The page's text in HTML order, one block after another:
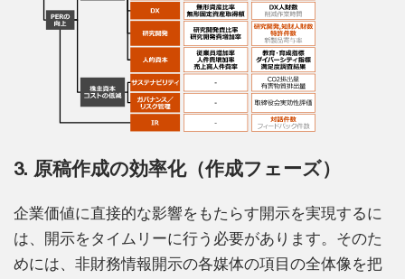
3. 原稿作成の効率化（作成フェーズ）
企業価値に直接的な影響をもたらす開示を実現するに
は、開示をタイムリーに行う必要があります。そのた
めには、非財務情報開示の各媒体の項目の全体像を把